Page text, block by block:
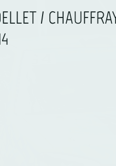
/